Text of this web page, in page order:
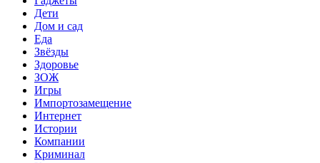
Дети
Дом и сад
Еда
Звёзды
Здоровье
ЗОЖ
Игры
Импортозамещение
Интернет
Истории
Компании
Криминал